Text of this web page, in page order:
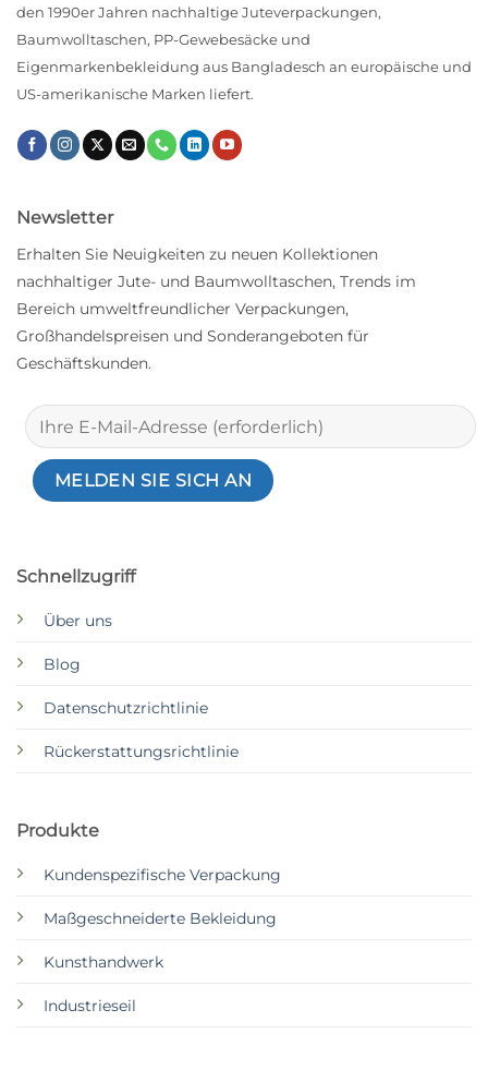
den 1990er Jahren nachhaltige Juteverpackungen,
Baumwolltaschen, PP-Gewebesäcke und
Eigenmarkenbekleidung aus Bangladesch an europäische und
US-amerikanische Marken liefert.
Schnellzugriff
Über uns
Blog
Datenschutzrichtlinie
Rückerstattungsrichtlinie
Produkte
Kundenspezifische Verpackung
Maßgeschneiderte Bekleidung
Kunsthandwerk
Industrieseil
Newsletter
Erhalten Sie Neuigkeiten zu neuen Kollektionen
nachhaltiger Jute- und Baumwolltaschen, Trends im
Bereich umweltfreundlicher Verpackungen,
Großhandelspreisen und Sonderangeboten für
Geschäftskunden.